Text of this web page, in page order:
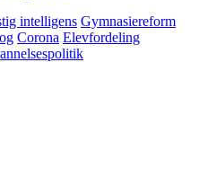
intelligens Gymnasiereform
Corona Elevfordeling